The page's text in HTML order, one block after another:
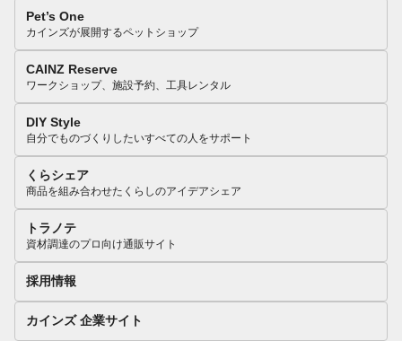
Pet’s One
カインズが展開するペットショップ
CAINZ Reserve
ワークショップ、施設予約、工具レンタル
DIY Style
自分でものづくりしたいすべての人をサポート
くらシェア
商品を組み合わせたくらしのアイデアシェア
トラノテ
資材調達のプロ向け通販サイト
採用情報
カインズ 企業サイト